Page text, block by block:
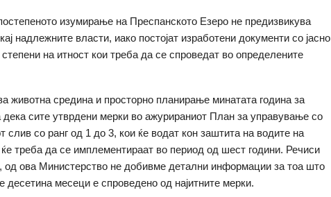
изумирање на Преспанското Езеро не предизвикува
надлежните власти, иако постојат изработени документи со јасно
на итност кои треба да се спроведат во определените
животна средина и просторно планирање минатата година за
сите утврдени мерки во ажурираниот План за управување со
слив со ранг од 1 до 3, кои ќе водат кон заштита на водите на
треба да се имплементираат во период од шест години. Речиси
од ова Министерство не добивме детални информации за тоа што
десетина месеци е спроведено од најитните мерки.